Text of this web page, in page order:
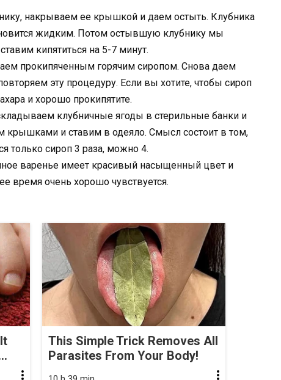
накрываем ее крышкой и даем остыть. Клубника
жидким. Потом остывшую клубнику мы
кипятиться на 5-7 минут.
прокипяченным горячим сиропом. Снова даем
эту процедуру. Если вы хотите, чтобы сироп
и хорошо прокипятите.
клубничные ягоды в стерильные банки и
крышками и ставим в одеяло. Смысл состоит в том,
только сироп 3 раза, можно 4.
варенье имеет красивый насыщенный цвет и
время очень хорошо чувствуется.
This Simple Trick Removes All
Parasites From Your Body!